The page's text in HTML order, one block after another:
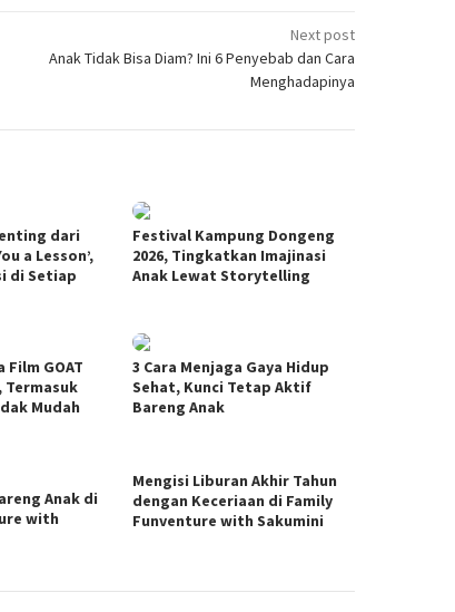
Next post
Anak Tidak Bisa Diam? Ini 6 Penyebab dan Cara
Menghadapinya
dari
a Lesson’,
di Setiap
Festival Kampung Dongeng
2026, Tingkatkan Imajinasi
Anak Lewat Storytelling
Film GOAT
Mudah
3 Cara Menjaga Gaya Hidup
Sehat, Kunci Tetap Aktif
Bareng Anak
Anak di
with
Mengisi Liburan Akhir Tahun
dengan Keceriaan di Family
Funventure with Sakumini